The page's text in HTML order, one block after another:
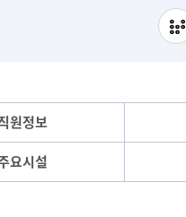
원정보
요시설